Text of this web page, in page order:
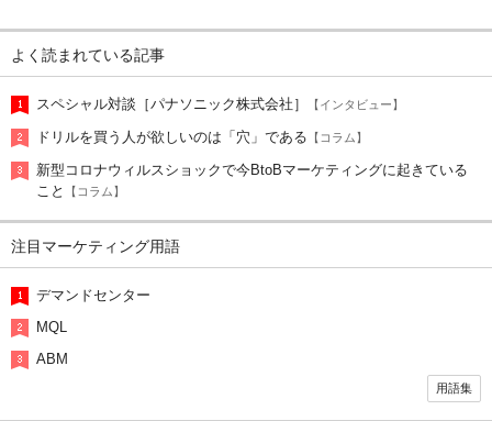
よく読まれている記事
スペシャル対談［パナソニック株式会社］ 【インタビュー】
ドリルを買う人が欲しいのは「穴」である 【コラム】
新型コロナウィルスショックで今BtoBマーケティングに起きている
こと
【コラム】
注目マーケティング用語
デマンドセンター
MQL
ABM
用語集